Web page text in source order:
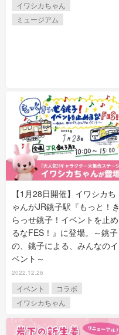
イワシカちゃん
ミュージアム
【1月28日開催】イワシカち
ゃんがJR銚子駅『もっと！き
らっせ銚子！イベントを止め
るなFES！』に登場。～銚子
の、銚子による、みんなのイ
ベント～
2022.12.26
イベント
コラボ
イワシカちゃん